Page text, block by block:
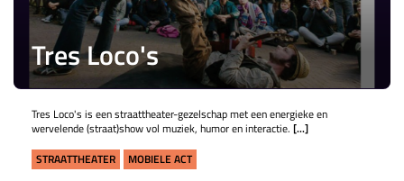
Tres Loco's
Tres Loco's is een straattheater-gezelschap met een energieke en
wervelende (straat)show vol muziek, humor en interactie. [...]
STRAATTHEATER
MOBIELE ACT